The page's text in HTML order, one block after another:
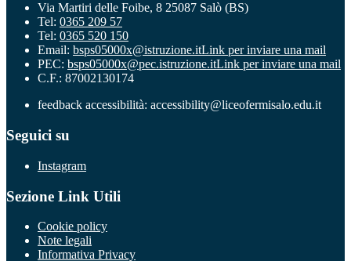
Via Martiri delle Foibe, 8 25087 Salò (BS)
Tel: 0365 209 57
Tel: 0365 520 150
Email: bsps05000x@istruzione.itLink per inviare una mail
PEC: bsps05000x@pec.istruzione.itLink per inviare una mail
C.F.: 87002130174
feedback accessibilità: accessibility@liceofermisalo.edu.it
Seguici su
Instagram
Sezione Link Utili
Cookie policy
Note legali
Informativa Privacy